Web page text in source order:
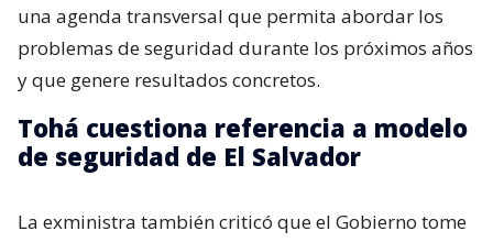
una agenda transversal que permita abordar los
problemas de seguridad durante los próximos años
y que genere resultados concretos.
Tohá cuestiona referencia a modelo
de seguridad de El Salvador
La exministra también criticó que el Gobierno tome